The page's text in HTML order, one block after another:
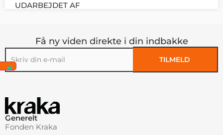
UDARBEJDET AF
Få ny viden direkte i din indbakke
TILMELD
Generelt
Fonden Kraka